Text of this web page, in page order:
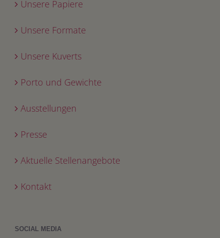
Unsere Papiere
Unsere Formate
Unsere Kuverts
Porto und Gewichte
Ausstellungen
Presse
Aktuelle Stellenangebote
Kontakt
SOCIAL MEDIA